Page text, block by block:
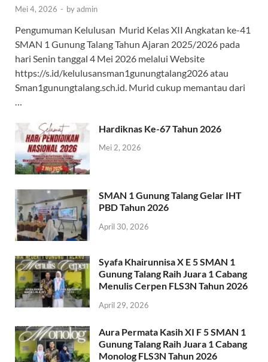
Mei 4, 2026 - byadmin
Pengumuman Kelulusan Murid Kelas XII Angkatan ke-41
SMAN 1 Gunung Talang Tahun Ajaran 2025/2026 pada
hari Senin tanggal 4 Mei 2026 melalui Website
https://s.id/kelulusansman1gunungtalang2026 atau
Sman1gunungtalang.sch.id. Murid cukup memantau dari
Hardiknas Ke-67 Tahun 2026
Mei 2, 2026
SMAN 1 Gunung Talang Gelar IHT
PBD Tahun 2026
April 30, 2026
Syafa Khairunnisa X E 5 SMAN 1
Gunung Talang Raih Juara 1 Cabang
Menulis Cerpen FLS3N Tahun 2026
April 29, 2026
Aura Permata Kasih XI F 5 SMAN 1
Gunung Talang Raih Juara 1 Cabang
Monolog FLS3N Tahun 2026